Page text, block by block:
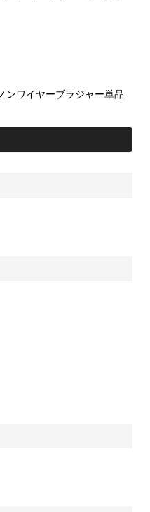
ンワイヤーブラジャー単品